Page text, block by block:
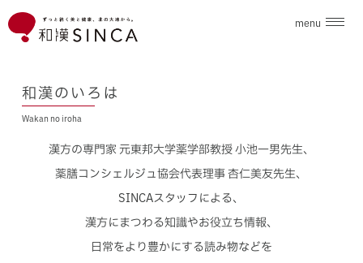
menu
ブランド
こだわり素材
和漢のいろは
Wakan no iroha
漢方の専門家 元東邦大学薬学部教授 小池一男先生、
薬膳コンシェルジュ協会代表理事 杏仁美友先生、
SINCAスタッフによる、
漢方にまつわる知識やお役立ち情報、
日常をより豊かにする読み物などを